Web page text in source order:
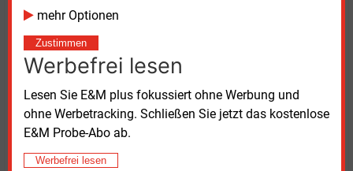
mehr Optionen
Zustimmen
Werbefrei lesen
Lesen Sie E&M plus fokussiert ohne Werbung und
ohne Werbetracking. Schließen Sie jetzt das kostenlose
E&M Probe-Abo ab.
Werbefrei lesen
längst verstrichen und ein Vorschlag nicht in Sicht.
Inzwischen ist von „vor der Sommerpause“ die Rede.
Das wäre die letzte Frist, um sich damit auf der
Klimakonferenz in Brasilien noch Gehör zu
verschaffen.
Die Grünen fürchten, dass die ‚Flexibilisierung‘ des
Klimazieles 2040 den „Green Deal“ der letzten